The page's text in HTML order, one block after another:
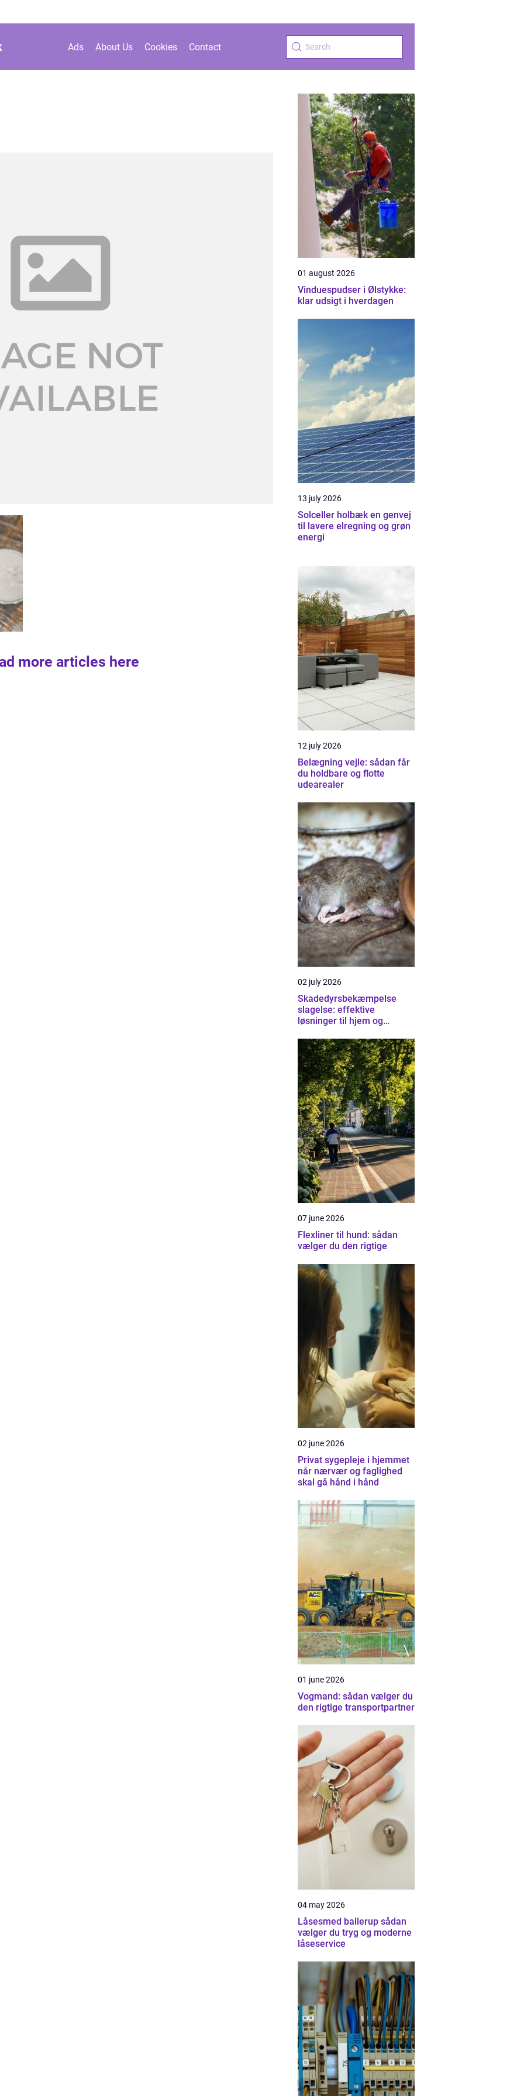
Ads About Us Cookies Contact
more articles here
01 august 2026
Vinduespudser i Ølstykke:
klar udsigt i hverdagen
13 july 2026
Solceller holbæk en genvej
til lavere elregning og grøn
energi
12 july 2026
Belægning vejle: sådan får
du holdbare og flotte
udearealer
02 july 2026
Skadedyrsbekæmpelse
slagelse: effektive
løsninger til hjem og
07 june 2026
Flexliner til hund: sådan
vælger du den rigtige
02 june 2026
Privat sygepleje i hjemmet
når nærvær og faglighed
skal gå hånd i hånd
01 june 2026
Vogmand: sådan vælger du
den rigtige transportpartner
04 may 2026
Låsesmed ballerup sådan
vælger du tryg og moderne
låseservice